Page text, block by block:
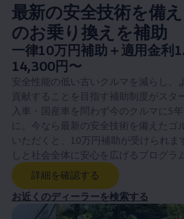
最新の安全技術を備
のお乗り換えを補助
New price:
一律10万円補助＋適用金利
14,300円〜
安全性能の低い古いクルマを減らし、
貢献することを目指す補助制度がスタ
入車・国産車を問わず今のクルマに5
に。今なら最新の安全技術を備えたゴ
いただくと、10万円補助が受けられま
しと社会全体に安心を広げるプログラ
詳細を確認する
お近くのディーラーを検索する